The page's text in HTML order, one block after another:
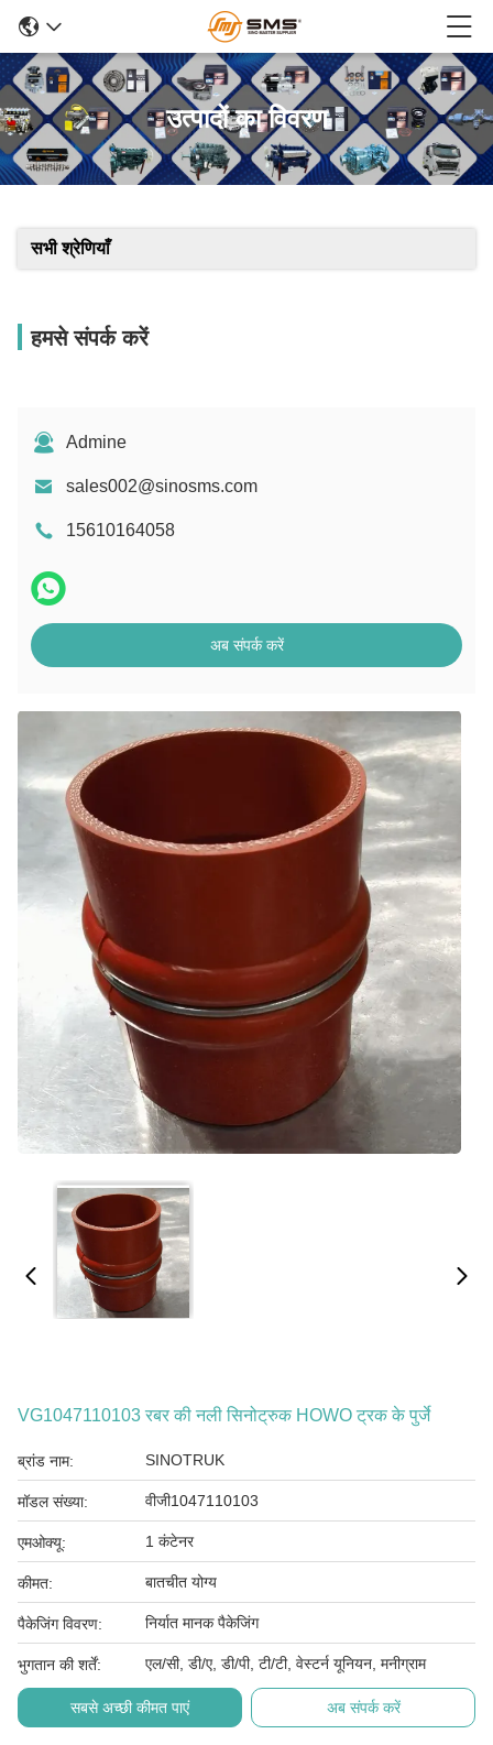
उत्पादों का विवरण
सभी श्रेणियाँ
हमसे संपर्क करें
Admine
sales002@sinosms.com
15610164058
अब संपर्क करें
VG1047110103 रबर की नली सिनोट्रुक HOWO ट्रक के पुर्जे
ब्रांड नाम: SINOTRUK
मॉडल संख्या: वीजी1047110103
एमओक्यू: 1 कंटेनर
कीमत: बातचीत योग्य
पैकेजिंग विवरण: निर्यात मानक पैकेजिंग
भुगतान की शर्तें: एल/सी, डी/ए, डी/पी, टी/टी, वेस्टर्न यूनियन, मनीग्राम
सबसे अच्छी कीमत पाएं अब संपर्क करें